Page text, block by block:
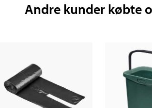
Andre kunder købte